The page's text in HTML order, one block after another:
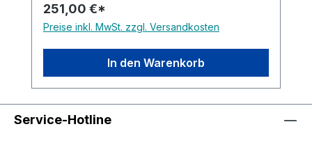
251,00 €*
Preise inkl. MwSt. zzgl. Versandkosten
In den Warenkorb
Service-Hotline